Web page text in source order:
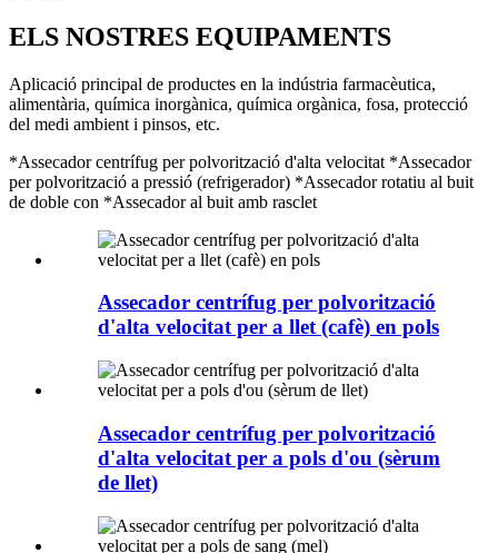
ELS NOSTRES EQUIPAMENTS
Aplicació principal de productes en la indústria farmacèutica,
alimentària, química inorgànica, química orgànica, fosa, protecció
del medi ambient i pinsos, etc.
*Assecador centrífug per polvorització d'alta velocitat *Assecador
per polvorització a pressió (refrigerador) *Assecador rotatiu al buit
de doble con *Assecador al buit amb rasclet
Assecador centrífug per polvorització
d'alta velocitat per a llet (cafè) en pols
Assecador centrífug per polvorització
d'alta velocitat per a pols d'ou (sèrum
de llet)